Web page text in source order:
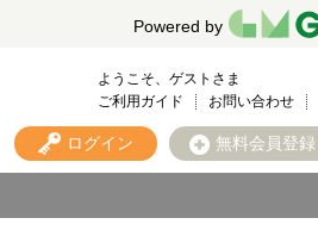
Powered by
ようこそ、ゲストさま
ご利用ガイド
お問い合わせ
ログイン 無料会員登録